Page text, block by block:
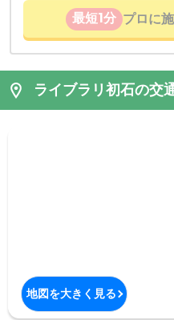
最短1分 プロに
ライブラリ初石の交
地図を大きく見る